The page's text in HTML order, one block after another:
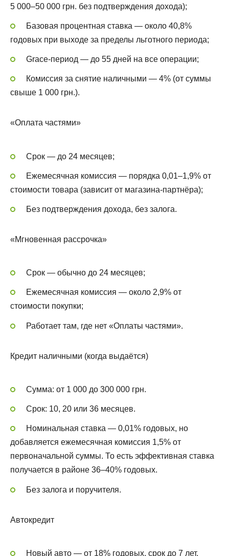
5 000–50 000 грн. без подтверждения дохода);
Базовая процентная ставка — около 40,8%
годовых при выходе за пределы льготного периода;
Grace-период — до 55 дней на все операции;
Комиссия за снятие наличными — 4% (от суммы
свыше 1 000 грн.).
«Оплата частями»
Срок — до 24 месяцев;
Ежемесячная комиссия — порядка 0,01–1,9% от
стоимости товара (зависит от магазина-партнёра);
Без подтверждения дохода, без залога.
«Мгновенная рассрочка»
Срок — обычно до 24 месяцев;
Ежемесячная комиссия — около 2,9% от
стоимости покупки;
Работает там, где нет «Оплаты частями».
Кредит наличными (когда выдаётся)
Сумма: от 1 000 до 300 000 грн.
Срок: 10, 20 или 36 месяцев.
Номинальная ставка — 0,01% годовых, но
добавляется ежемесячная комиссия 1,5% от
первоначальной суммы. То есть эффективная ставка
получается в районе 36–40% годовых.
Без залога и поручителя.
Автокредит
Новый авто — от 18% годовых, срок до 7 лет,